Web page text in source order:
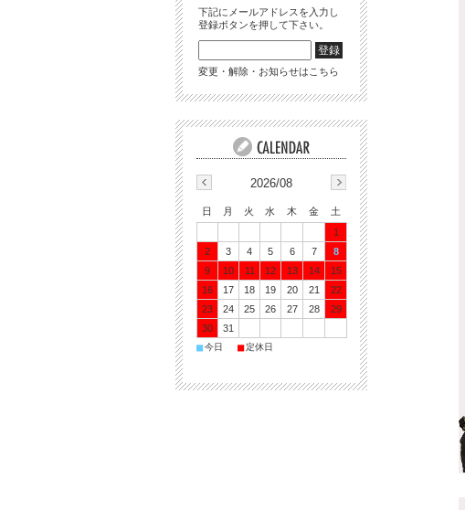
下記にメールアドレスを入力し
登録ボタンを押して下さい。
変更・解除・お知らせはこちら
2026/08
日 月 火 水 木 金
土
1
2
3 4 5 6 7
8
9
10 11 12 13 14
15
16
17 18 19 20 21
22
23
24 25 26 27 28
29
30
31
■今日 ■定休日